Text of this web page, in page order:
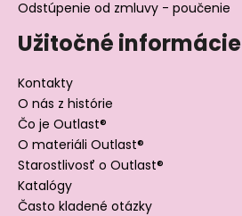
Odstúpenie od zmluvy - poučenie
Užitočné informácie
Kontakty
O nás z histórie
Čo je Outlast®
O materiáli Outlast®
Starostlivosť o Outlast®
Katalógy
Často kladené otázky